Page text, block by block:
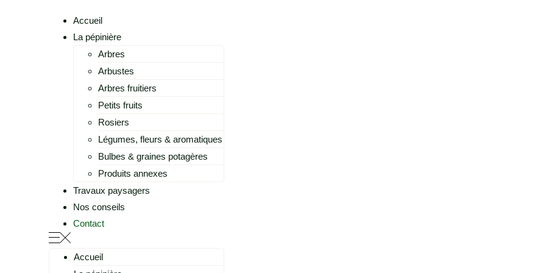
Accueil
La pépinière
Arbres
Arbustes
Arbres fruitiers
Petits fruits
Rosiers
Légumes, fleurs & aromatiques
Bulbes & graines potagères
Produits annexes
Travaux paysagers
Nos conseils
Contact
Accueil